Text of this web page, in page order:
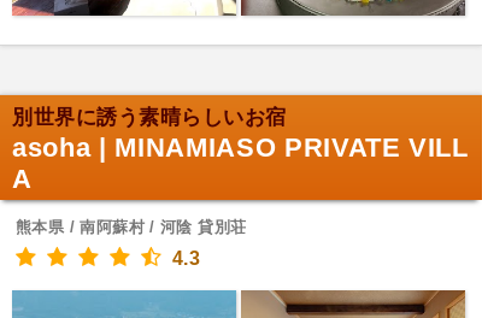
別世界に誘う素晴らしいお宿
asoha | MINAMIASO PRIVATE VILL
A
熊本県 / 南阿蘇村 / 河陰 貸別荘
4.3